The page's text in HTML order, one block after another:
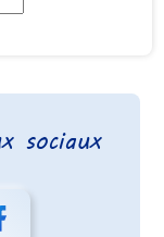
sociaux